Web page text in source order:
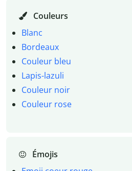
Couleurs
Blanc
Bordeaux
Couleur bleu
Lapis-lazuli
Couleur noir
Couleur rose
Émojis